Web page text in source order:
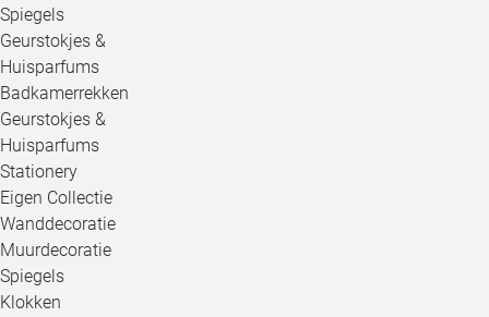
Spiegels
Geurstokjes &
Huisparfums
Badkamerrekken
Geurstokjes &
Huisparfums
Stationery
Eigen Collectie
Wanddecoratie
Muurdecoratie
Spiegels
Klokken